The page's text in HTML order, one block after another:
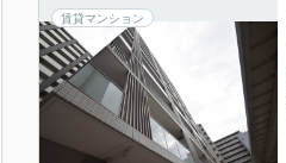
賃貸マンション